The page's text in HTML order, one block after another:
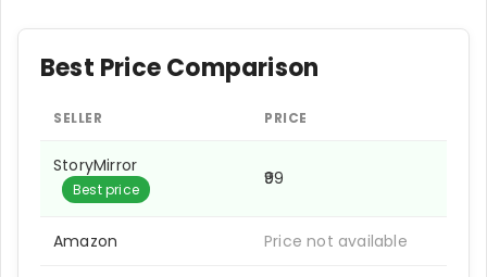
Best Price Comparison
SELLER PRICE
StoryMirror
Best price
₹99
Amazon Price not available